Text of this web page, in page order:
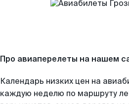
Про авиаперелеты на нашем
Календарь низких цен на
каждую неделю по маршруту